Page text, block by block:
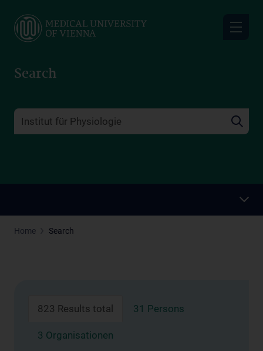
main
Search
Home Search
823 Results total 31 Persons
3 Organisationen